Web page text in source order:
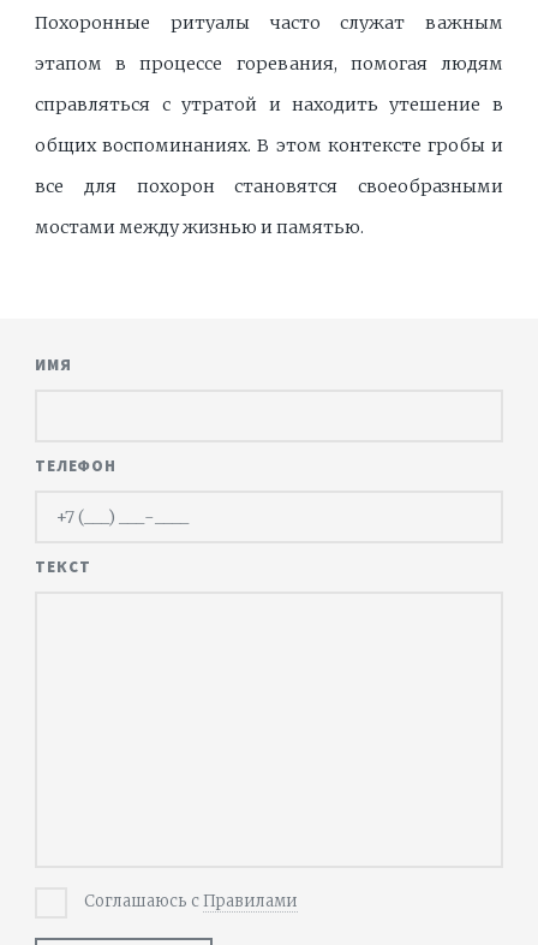
Похоронные ритуалы часто служат важным
этапом в процессе горевания, помогая людям
справляться с утратой и находить утешение в
общих воспоминаниях. В этом контексте гробы и
все для похорон становятся своеобразными
мостами между жизнью и памятью.
ИМЯ
ТЕЛЕФОН
ТЕКСТ
Соглашаюсь сПравилами